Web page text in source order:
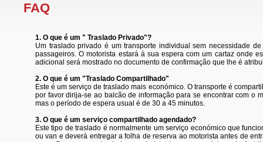
FAQ
1. O que é um " Traslado Privado"?
Um traslado privado é um transporte individual sem necessidade
passageiros. O motorista estará à sua espera com um cartaz onde
adicional será mostrado no documento de confirmação que lhe é
2. O que é um "Traslado Compartilhado"
Este é um serviço de traslado mais económico. O transporte é
por favor dirija-se ao balcão de informação para se encontrar com o
mas o período de espera usual é de 30 a 45 minutos.
3. O que é um serviço compartilhado agendado?
Este tipo de traslado é normalmente um serviço económico que
ou van e deverá entregar a folha de reserva ao motorista antes de